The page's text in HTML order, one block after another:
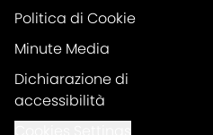
Politica di Cookie
Minute Media
Dichiarazione di
accessibilità